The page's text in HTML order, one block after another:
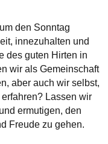
den Sonntag
innezuhalten und
des guten Hirten in
wir als Gemeinschaft
aber auch wir selbst,
Lassen wir
ermutigen, den
Freude zu gehen.